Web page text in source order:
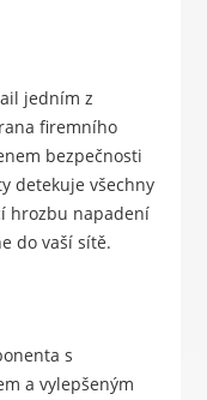
jedním z
firemního
bezpečnosti
detekuje všechny
hrozbu napadení
do vaší sítě.
s
a vylepšeným